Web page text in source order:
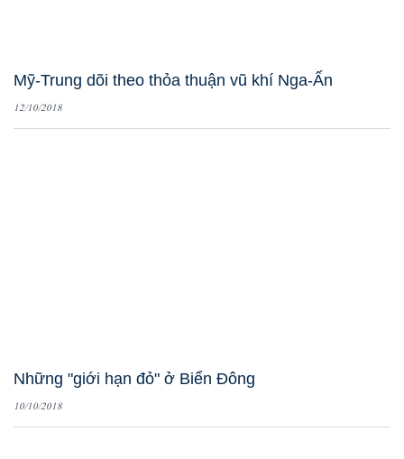
Mỹ-Trung dõi theo thỏa thuận vũ khí Nga-Ấn
12/10/2018
Những "giới hạn đỏ" ở Biển Đông
10/10/2018